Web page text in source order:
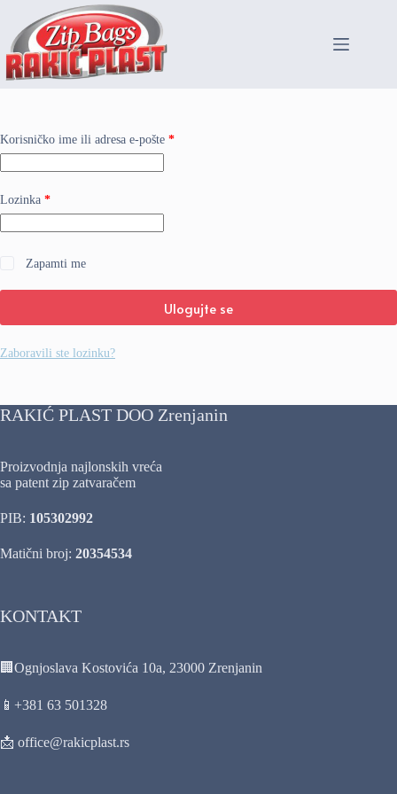
content
Korisničko ime ili adresa e-pošte *Obavezno
Lozinka *Obavezno
Zapamti me
Ulogujte se
Zaboravili ste lozinku?
RAKIĆ PLAST DOO Zrenjanin
Proizvodnja najlonskih vreća
sa patent zip zatvaračem
PIB: 105302992
Matični broj: 20354534
KONTAKT
🏢Ognjoslava Kostovića 10a, 23000 Zrenjanin
📱+381 63 501328
📩 office@rakicplast.rs